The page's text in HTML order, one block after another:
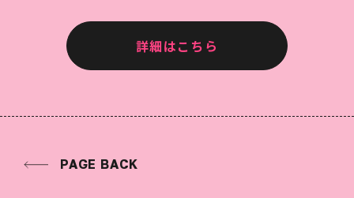
詳細はこちら
PAGE BACK